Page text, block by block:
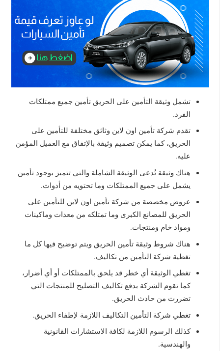
تشمل وثيقة التأمين على الحريق تأمين جميع ممتلكات
الفرد.
تقدم شركة تأمين اون لاين وثائق مختلفة للتأمين على
الحريق، كما يمكن تصميم وثيقة بالإتفاق مع العميل المؤمن
عليه.
هناك وثيقة تُدعى الوثيقة الشاملة والتي تتميز بوجود تأمين
يشمل على جميع الممتلكات وما تحتويه من أدوات.
عروض مخصصة من شركة تأمين اون لاين للتأمين على
الحريق للمصانع الكبرى وما تمتلكه من معدات وماكينات
ومواد خام ومنتجات.
هناك شروط وثيقة تأمين الحريق ويتم توضيح فيها كل ما
تغطية شركة التأمين من تكاليف.
تغطي الوثيقة أي خطر قد يلحق بالممتلكات أو أي أضرار،
كما تقوم الشركة بدفع تكاليف التصليح للمنتجات التي
تضررت من حادث الحريق.
تغطي شركة التأمين التكاليف اللازمة لإطفاء الحريق.
كذلك الرسوم اللازمة لكافة الاستشارات القانونية
والهندسية.